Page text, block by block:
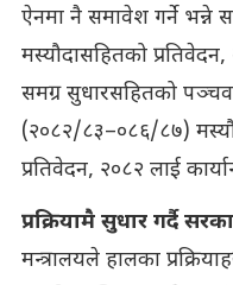
ऐनमा नै समावेश गर्ने भन्ने
मस्यौदासहितको
समग्र सुधारसहितको
(२०८२/८३–०८६/८७)
प्रतिवेदन, २०८२ लाई
प्रक्रियामै सुधार गर्दै
मन्त्रालयले हालका